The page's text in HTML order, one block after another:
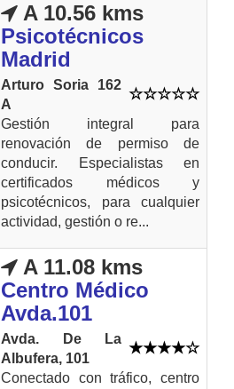
A 10.56 kms
Psicotécnicos
Madrid
Arturo Soria 162
A
Gestión integral para
renovación de permiso de
conducir. Especialistas en
certificados médicos y
psicotécnicos, para cualquier
actividad, gestión o re...
A 11.08 kms
Centro Médico
Avda.101
Avda. De La
Albufera, 101
Conectado con tráfico, centro